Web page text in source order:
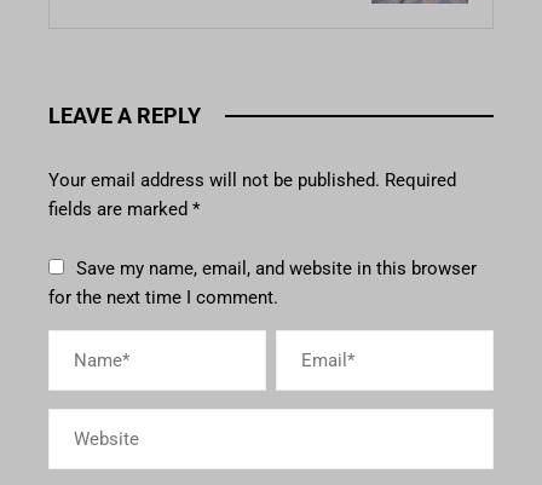
LEAVE A REPLY
Your email address will not be published. Required
fields are marked *
Save my name, email, and website in this browser
for the next time I comment.